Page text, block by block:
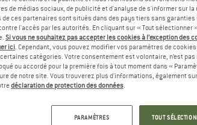
-25 %
de médias sociaux, de publicité et d'analyse de s'informer sur
de ces partenaires sont situés dans des pays tiers sans
l'accès par les autorités. En cliquant sur « Tout sélectionner
Si vous ne souhaitez pas accepter les cookies à l’exception des
ici. Cependant, vous pouvez modifier vos paramètres de
catégories. Votre consentement est volontaire, n’est
ou accordé pour la première fois à tout moment dans «
de notre site. Vous trouverez plus d'informations, également
déclaration de protection des données.
PARAMÈTRES TOUT